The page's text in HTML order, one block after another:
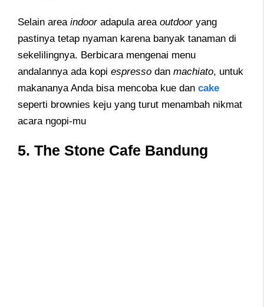
Selain area indooradapula area outdooryang
pastinya tetap nyaman karena banyak tanaman di
sekelilingnya. Berbicara mengenai menu
andalannya ada kopi espresso dan machiato, untuk
makananya Anda bisa mencoba kue dan cake
seperti brownies keju yang turut menambah nikmat
acara ngopi-mu
5. The Stone Cafe Bandung